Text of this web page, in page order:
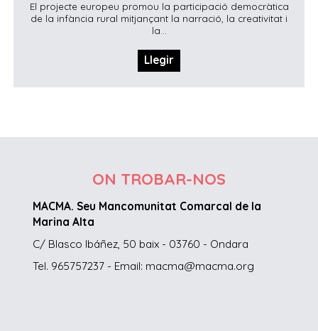
El projecte europeu promou la participació democràtica
de la infància rural mitjançant la narració, la creativitat i
la...
Llegir
ON TROBAR-NOS
MACMA. Seu Mancomunitat Comarcal de la
Marina Alta
C/ Blasco Ibáñez, 50 baix - 03760 - Ondara
Tel. 965757237 - Email: macma@macma.org